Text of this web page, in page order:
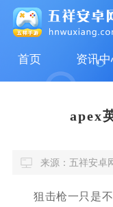
首页 资讯
apex
来源：五祥安卓
狙击枪一只是